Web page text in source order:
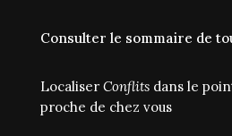
Consulter le sommaire de
Localiser Conflitsdans le
proche de chez vous